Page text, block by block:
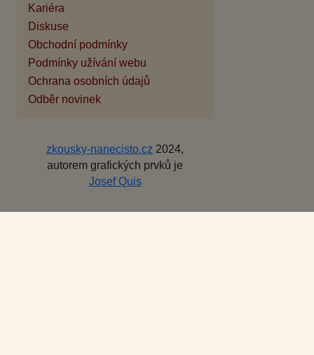
Kariéra
Diskuse
Obchodní podmínky
Podmínky užívání webu
Ochrana osobních údajů
Odběr novinek
zkousky-nanecisto.cz 2024,
autorem grafických prvků je
Josef Quis